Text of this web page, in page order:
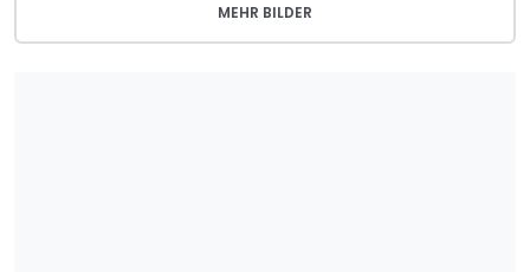
MEHR BILDER